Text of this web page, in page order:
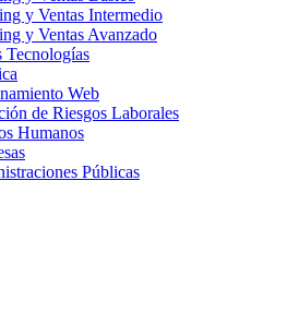
y Ventas Intermedio
y Ventas Avanzado
Tecnologías
Web
de Riesgos Laborales
Humanos
Públicas